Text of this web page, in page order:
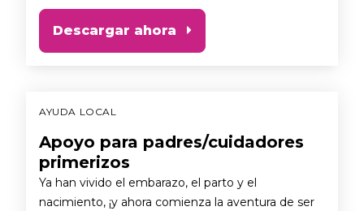
Descargar ahora
AYUDA LOCAL
Apoyo para padres/cuidadores
primerizos
Ya han vivido el embarazo, el parto y el
nacimiento, ¡y ahora comienza la aventura de ser